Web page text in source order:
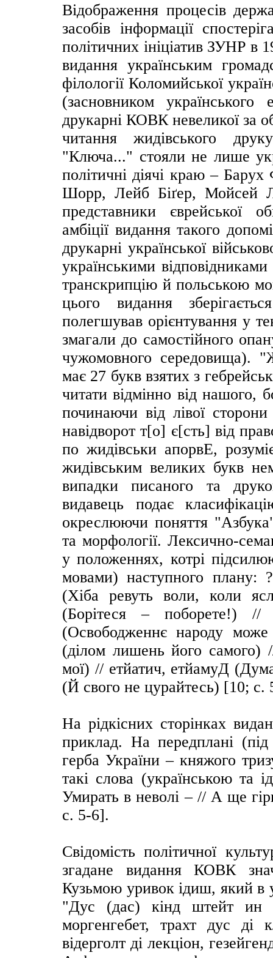
Відображення процесів
засобів інформації
політичних ініціатив ЗУНР в
видання українським
філології Коломийської
(засновником
друкарні КОВК невеликої за
читання жидівського
"Ключа..." стояли не лише
політичні діячі краю –
Шорр, Лейб Біґер, Мойсей
представники єврейської
амбіції видання такого
друкарні української
українськими
транскрипцію й польською
цього видання
полегшував орієнтування у
змагали до самостійного
чужомовного середовища).
має 27 букв взятих з
читати відмінно від нашого,
починаючи від лівої
навідворот т[о] є[сть] від
по жидівськи апорвЕ,
жидівським великих букв
випадки писаного та
видавець подає
окреслюючи поняття
та морфології. Лексично-
у положеннях, котрі
мовами) наступного плану:
(Хіба ревуть воли, коли
(Борітеся – поборете!)
(Освободженнє народу
(ділом лишень його самого)
мої) // етйатич, етйамуД
(Й свого не цурайтесь) [10; с.
На рідкісних сторінках
приклад. На передплані
герба України – княжого
такі слова (українською
Умирать в неволі – // А ще
с. 5-6].
Свідомість політичної
згадане видання КОВК
Кузьмою уривок ідиш, який в
"Дус (дас) кінд штейт ин
моргенгебет, трахт дус
відерголт ді лекціон,